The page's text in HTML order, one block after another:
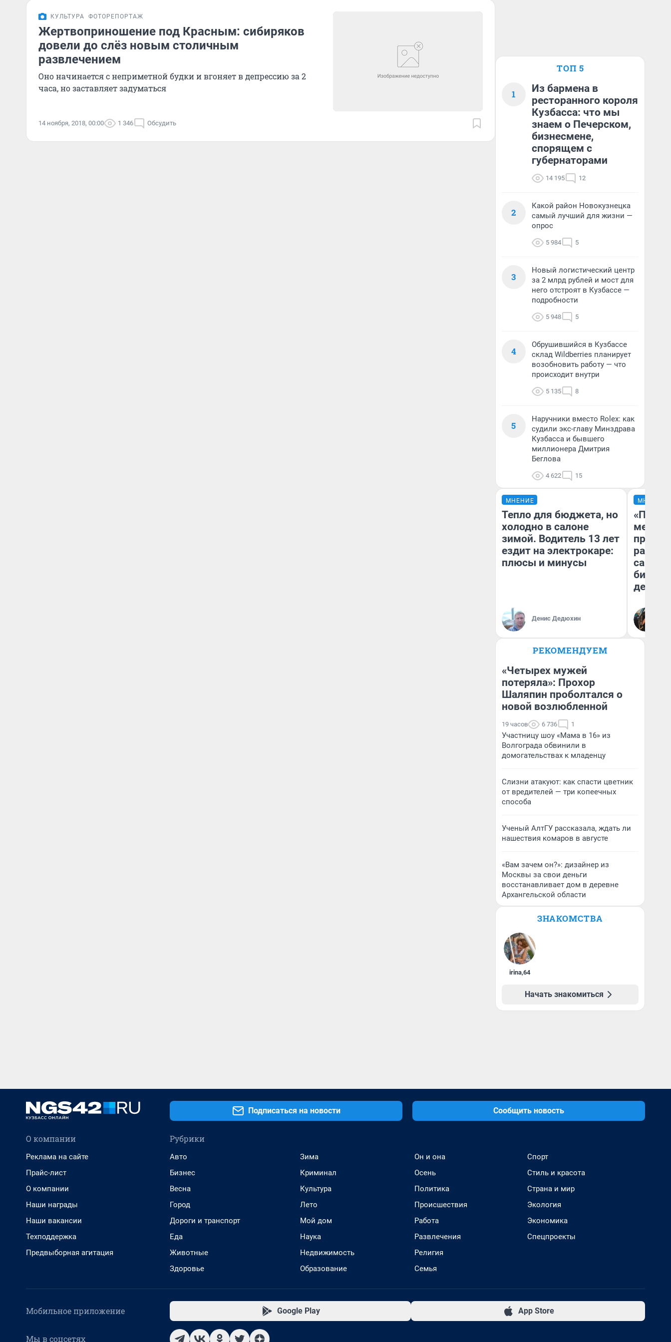
КУЛЬТУРА ФОТОРЕПОРТАЖ
Жертвоприношение под Красным: сибиряков
довели до слёз новым столичным
развлечением
Оно начинается с неприметной будки и вгоняет в депрессию за 2
часа, но заставляет задуматься
14 ноября, 2018, 00:00 1 346 Обсудить
ТОП 5
1
Из бармена в
ресторанного короля
Кузбасса: что мы
знаем о Печерском,
бизнесмене,
спорящем с
губернаторами
14 195 12
2
Какой район Новокузнецка
самый лучший для жизни —
опрос
5 984 5
3
Новый логистический центр
за 2 млрд рублей и мост для
него отстроят в Кузбассе —
подробности
5 948 5
4
Обрушившийся в Кузбассе
склад Wildberries планирует
возобновить работу — что
происходит внутри
5 135 8
5
Наручники вместо Rolex: как
судили экс-главу Минздрава
Кузбасса и бывшего
миллионера Дмитрия
Беглова
4 622 15
МНЕНИЕ
Тепло для бюджета, но
холодно в салоне
зимой. Водитель 13 лет
ездит на электрокаре:
плюсы и минусы
Денис Дедюхин
МНЕНИЕ
самом
РЕКОМЕНДУЕМ
«Четырех мужей
потеряла»: Прохор
Шаляпин проболтался о
новой возлюбленной
19 часов 6 736 1
Участницу шоу «Мама в 16» из
Волгограда обвинили в
домогательствах к младенцу
Слизни атакуют: как спасти цветник
от вредителей — три копеечных
способа
Ученый АлтГУ рассказала, ждать ли
нашествия комаров в августе
«Вам зачем он?»: дизайнер из
Москвы за свои деньги
восстанавливает дом в деревне
Архангельской области
ЗНАКОМСТВА
irina,64
Начать знакомиться
Подписаться на новости Сообщить новость
О компании
Реклама на сайте
Прайс-лист
О компании
Наши награды
Наши вакансии
Техподдержка
Предвыборная агитация
Рубрики
Авто
Бизнес
Весна
Город
Дороги и транспорт
Еда
Животные
Здоровье
Зима
Криминал
Культура
Лето
Мой дом
Наука
Недвижимость
Образование
Он и она
Осень
Политика
Происшествия
Работа
Развлечения
Религия
Семья
Спорт
Стиль и красота
Страна и мир
Экология
Экономика
Спецпроекты
Мобильное приложение Google Play App Store
Мы в соцсетях